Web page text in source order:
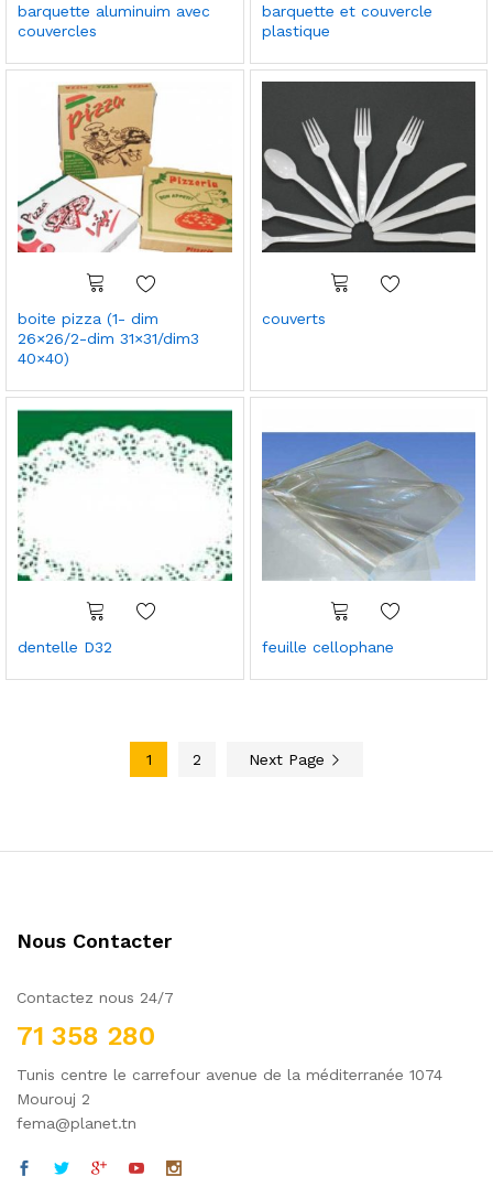
barquette aluminuim avec
couvercles
barquette et couvercle
plastique
boite pizza (1- dim
26×26/2-dim 31×31/dim3
40×40)
couverts
dentelle D32 feuille cellophane
1 2 Next Page
Nous Contacter
Contactez nous 24/7
71 358 280
Tunis centre le carrefour avenue de la méditerranée 1074
Mourouj 2
fema@planet.tn